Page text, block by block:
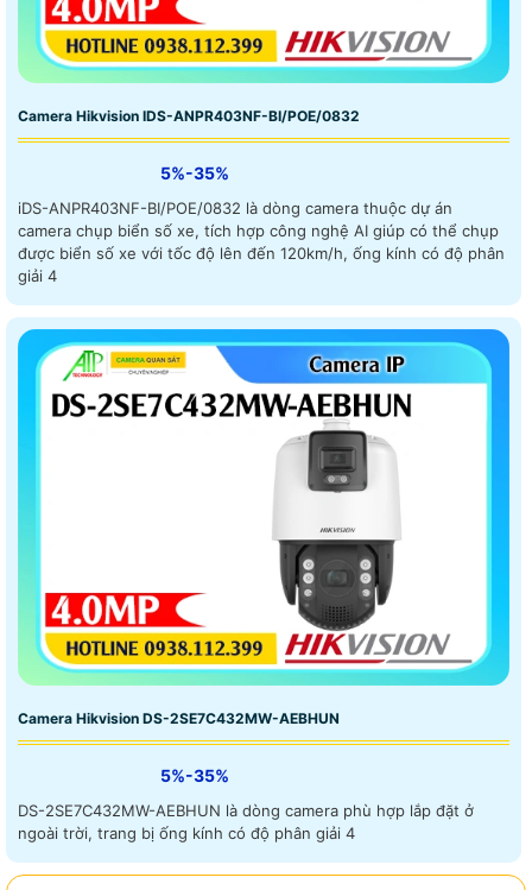
Camera Hikvision IDS-ANPR403NF-BI/POE/0832
5%-35%
iDS-ANPR403NF-BI/POE/0832 là dòng camera thuộc dự án
camera chụp biển số xe, tích hợp công nghệ AI giúp có thể chụp
được biển số xe với tốc độ lên đến 120km/h, ống kính có độ phân
giải 4
Camera Hikvision DS-2SE7C432MW-AEBHUN
5%-35%
DS-2SE7C432MW-AEBHUN là dòng camera phù hợp lắp đặt ở
ngoài trời, trang bị ống kính có độ phân giải 4